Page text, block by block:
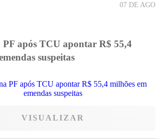
07 DE AGO
após TCU apontar R$ 55,4
suspeitas
VISUALIZAR